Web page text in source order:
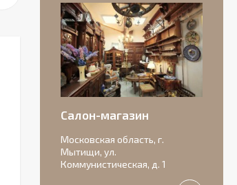
Салон-магазин
Московская область, г.
Мытищи, ул.
Коммунистическая, д. 1